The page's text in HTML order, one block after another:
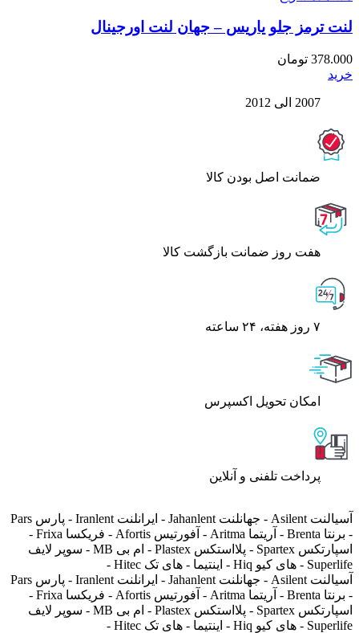
لنت ترمز جلو یاریس – جهان لنت اورجینال
378.000 تومان
خرید
2007 الی 2012
ﺿﻤﺎﻧﺖ اﺻﻞ ﺑﻮدن ﮐﺎﻟﺎ
هفت روز ضمانت بازگشت کالا
۷ روز ﻫﻔﺘﻪ، ۲۴ ﺳﺎﻋﺘﻪ
اﻣﮑﺎن ﺗﺤﻮﯾﻞ اﮐﺴﭙﺮس
پرداخت تلفنی و آنلاین
آسیالنت Asilent - جهانلنت Jahanlent - ایرانلنت Iranlent - پارس Pars
- برنتا Brenta - آریتما Aritma - آفورتیس Afortis - فریکسا Frixa -
اسپارتکس Spartex - پلااستکس Plastex - ام بی MB - سوپر لایف
Superlife - های کیو Hiq - اینتیما - های تک Hitec -
آسیالنت Asilent - جهانلنت Jahanlent - ایرانلنت Iranlent - پارس Pars
- برنتا Brenta - آریتما Aritma - آفورتیس Afortis - فریکسا Frixa -
اسپارتکس Spartex - پلااستکس Plastex - ام بی MB - سوپر لایف
Superlife - های کیو Hiq - اینتیما - های تک Hitec -